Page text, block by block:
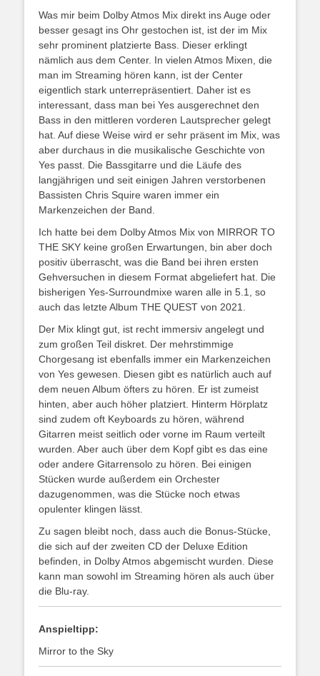
Was mir beim Dolby Atmos Mix direkt ins Auge oder
besser gesagt ins Ohr gestochen ist, ist der im Mix
sehr prominent platzierte Bass. Dieser erklingt
nämlich aus dem Center. In vielen Atmos Mixen, die
man im Streaming hören kann, ist der Center
eigentlich stark unterrepräsentiert. Daher ist es
interessant, dass man bei Yes ausgerechnet den
Bass in den mittleren vorderen Lautsprecher gelegt
hat. Auf diese Weise wird er sehr präsent im Mix, was
aber durchaus in die musikalische Geschichte von
Yes passt. Die Bassgitarre und die Läufe des
langjährigen und seit einigen Jahren verstorbenen
Bassisten Chris Squire waren immer ein
Markenzeichen der Band.
Ich hatte bei dem Dolby Atmos Mix von MIRROR TO
THE SKY keine großen Erwartungen, bin aber doch
positiv überrascht, was die Band bei ihren ersten
Gehversuchen in diesem Format abgeliefert hat. Die
bisherigen Yes-Surroundmixe waren alle in 5.1, so
auch das letzte Album THE QUEST von 2021.
Der Mix klingt gut, ist recht immersiv angelegt und
zum großen Teil diskret. Der mehrstimmige
Chorgesang ist ebenfalls immer ein Markenzeichen
von Yes gewesen. Diesen gibt es natürlich auch auf
dem neuen Album öfters zu hören. Er ist zumeist
hinten, aber auch höher platziert. Hinterm Hörplatz
sind zudem oft Keyboards zu hören, während
Gitarren meist seitlich oder vorne im Raum verteilt
wurden. Aber auch über dem Kopf gibt es das eine
oder andere Gitarrensolo zu hören. Bei einigen
Stücken wurde außerdem ein Orchester
dazugenommen, was die Stücke noch etwas
opulenter klingen lässt.
Zu sagen bleibt noch, dass auch die Bonus-Stücke,
die sich auf der zweiten CD der Deluxe Edition
befinden, in Dolby Atmos abgemischt wurden. Diese
kann man sowohl im Streaming hören als auch über
die Blu-ray.
Anspieltipp:
Mirror to the Sky